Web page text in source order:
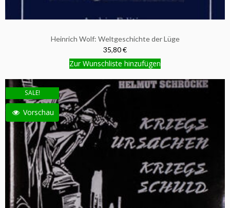
Heinrich Wolf: Weltgeschichte der Lüge
35,80 €
Zur Wunschliste hinzufügen
SALE!
Vorschau